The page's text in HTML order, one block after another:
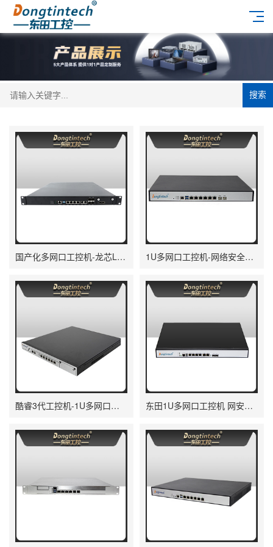
搜索
国产化多网口工控机-龙芯LS3A5000安全主机|DT-61013-P3A5K 1U多网口工控机-网络安全主机|DT-12262-C236
酷睿3代工控机-1U多网口工控机|DT-12260-H61B 东田1U多网口工控机 网安工业服务器厂家 DT-12262-H61C